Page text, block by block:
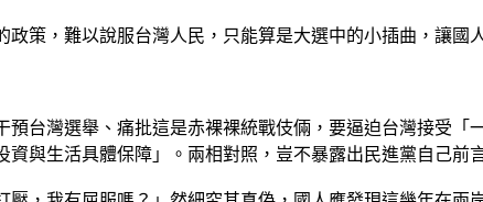
策，難以說服台灣人民，只能算是大選中的小插曲，讓國
台灣選舉、痛批這是赤裸裸統戰伎倆，要逼迫台灣接受「
與生活具體保障」。兩相對照，豈不暴露出民進黨自己前